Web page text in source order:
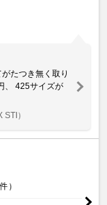
たつき無く取り
、 425サイズが
）
）